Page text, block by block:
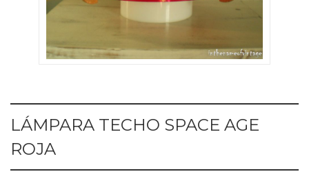
LÁMPARA TECHO SPACE AGE
ROJA